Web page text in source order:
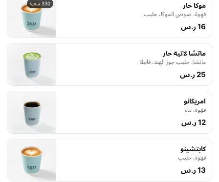
330 سعرة موكا حار
قهوة، صوص الموكا، حليب
16 ر.س
ماتشا لاتيه حار
ماتشا، حليب جوز الهند، فانيلا
25 ر.س
امريكانو
قهوة، ماء
12 ر.س
كابتشينو
قهوة، حليب
13 ر.س